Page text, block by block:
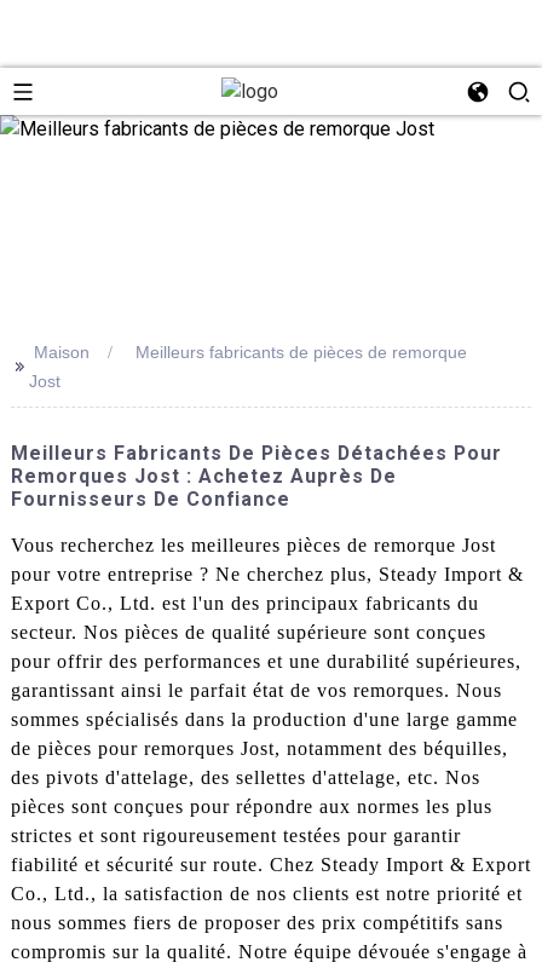
>>
Maison
Meilleurs fabricants de pièces de remorque
Jost
Meilleurs Fabricants De Pièces Détachées Pour
Remorques Jost : Achetez Auprès De
Fournisseurs De Confiance
Vous recherchez les meilleures pièces de remorque Jost
pour votre entreprise ? Ne cherchez plus, Steady Import &
Export Co., Ltd. est l'un des principaux fabricants du
secteur. Nos pièces de qualité supérieure sont conçues
pour offrir des performances et une durabilité supérieures,
garantissant ainsi le parfait état de vos remorques. Nous
sommes spécialisés dans la production d'une large gamme
de pièces pour remorques Jost, notamment des béquilles,
des pivots d'attelage, des sellettes d'attelage, etc. Nos
pièces sont conçues pour répondre aux normes les plus
strictes et sont rigoureusement testées pour garantir
fiabilité et sécurité sur route. Chez Steady Import & Export
Co., Ltd., la satisfaction de nos clients est notre priorité et
nous sommes fiers de proposer des prix compétitifs sans
compromis sur la qualité. Notre équipe dévouée s'engage à